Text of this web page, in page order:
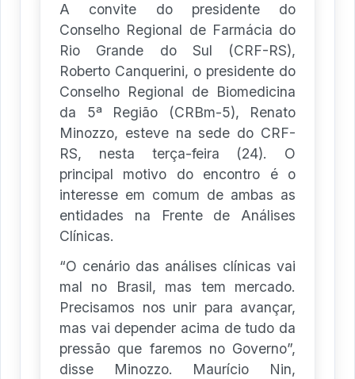
A convite do presidente do
Conselho Regional de Farmácia do
Rio Grande do Sul (CRF-RS),
Roberto Canquerini, o presidente do
Conselho Regional de Biomedicina
da 5ª Região (CRBm-5), Renato
Minozzo, esteve na sede do CRF-
RS, nesta terça-feira (24). O
principal motivo do encontro é o
interesse em comum de ambas as
entidades na Frente de Análises
Clínicas.
“O cenário das análises clínicas vai
mal no Brasil, mas tem mercado.
Precisamos nos unir para avançar,
mas vai depender acima de tudo da
pressão que faremos no Governo”,
disse Minozzo. Maurício Nin,